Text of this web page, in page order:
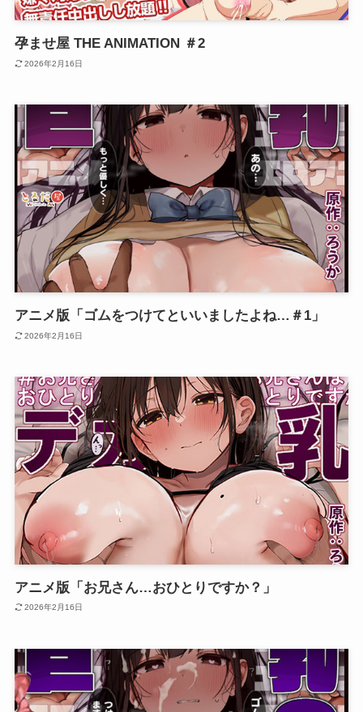
孕ませ屋 THE ANIMATION ＃2
2026年2月16日
アニメ版「ゴムをつけてといいましたよね…＃1」
2026年2月16日
アニメ版「お兄さん…おひとりですか？」
2026年2月16日